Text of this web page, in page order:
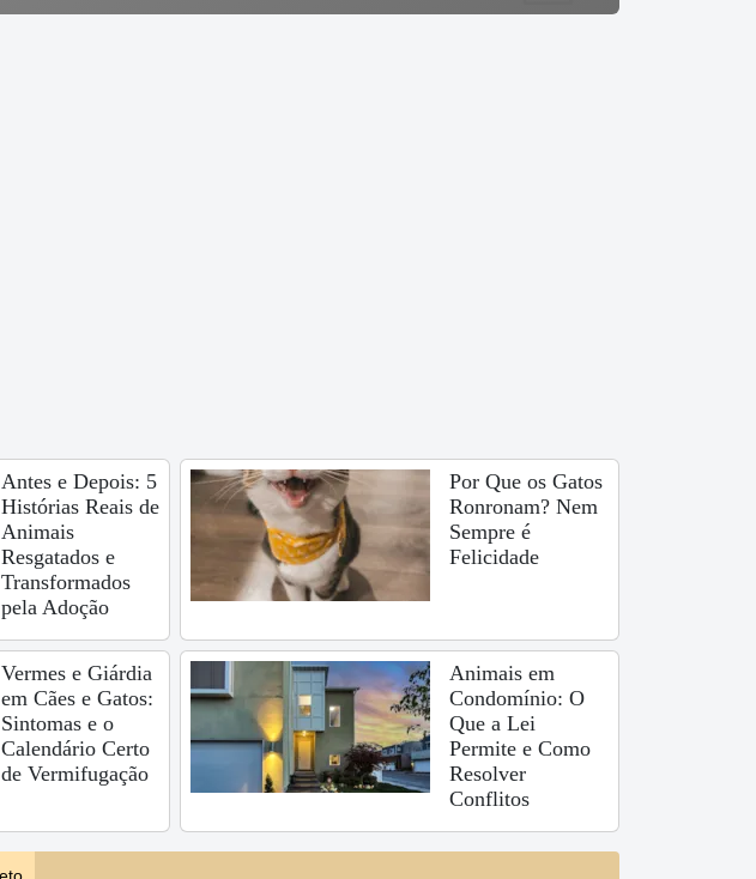
Antes e Depois: 5
Histórias Reais de
Animais
Resgatados e
Transformados
pela Adoção
Por Que os Gatos
Ronronam? Nem
Sempre é
Felicidade
Vermes e Giárdia
em Cães e Gatos:
Sintomas e o
Calendário Certo
de Vermifugação
Animais em
Condomínio: O
Que a Lei
Permite e Como
Resolver
Conflitos